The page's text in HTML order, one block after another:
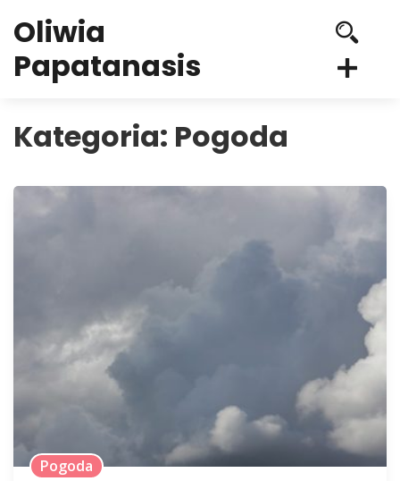
Oliwia
Papatanasis
Kategoria: Pogoda
Pogoda